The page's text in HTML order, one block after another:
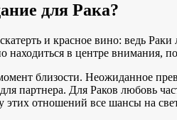
для Рака?
и красное вино: ведь
находиться в центре внимания,
близости. Неожиданное
партнера. Для Раков любовь
этих отношений все шансы на